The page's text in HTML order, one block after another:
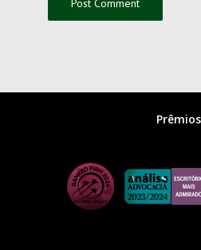
Prêmios